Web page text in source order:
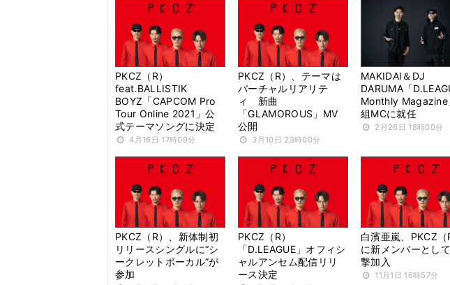
PKCZ（R）
feat.BALLISTIK
BOYZ「CAPCOM Pro
Tour Online 2021」公
式テーマソングに決定
4月16日 17時09分
PKCZ（R）、テーマは
バーチャルリアリテ
ィ 新曲
「GLAMOROUS」MV
公開
3月10日 23時00分
MAKIDAI＆DJ
DARUMA「
Monthly Magazine
組MCに就任
2月26日 18時00分
PKCZ（R）、新体制初
リリースシングルに“シ
ークレットボーカル”が
参加
PKCZ（R）
「D.LEAGUE」オフィシ
ャルアンセム配信リリ
ース決定
白濱亜嵐、PKCZ（
に新メンバーとし
撃加入
11月1日 16時57分